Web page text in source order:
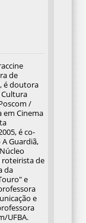
de
é doutora
/
em Cinema
é co-
Guardiã,
roteirista de
da
e
e
UFBA.